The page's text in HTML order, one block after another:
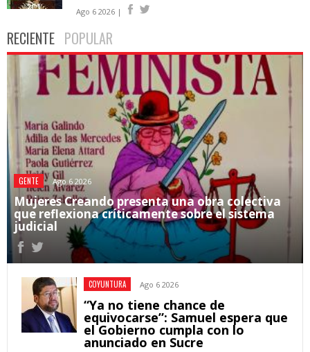
Ago 6 2026 |
RECIENTE POPULAR
GENTE Ago 6 2026
Mujeres Creando presenta una obra colectiva
que reflexiona críticamente sobre el sistema
judicial
COYUNTURA Ago 6 2026
“Ya no tiene chance de
equivocarse”: Samuel espera que
el Gobierno cumpla con lo
anunciado en Sucre